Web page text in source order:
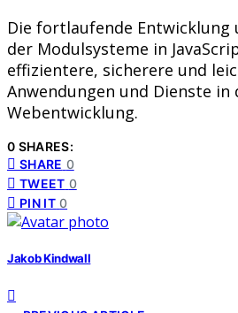
Die fortlaufende
der Modulsysteme in
effizientere, sicherere und
Anwendungen und Dienste in
Webentwicklung.
0 SHARES:
SHARE 0
TWEET 0
PIN IT 0
Jakob Kindwall